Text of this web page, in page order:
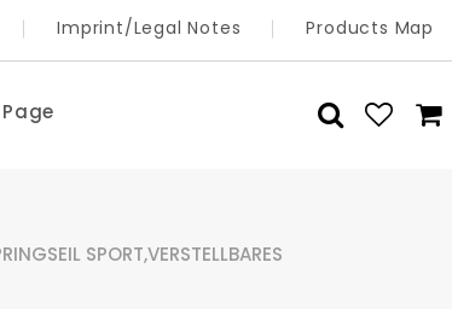
Imprint/Legal Notes Products Map
SPORT,VERSTELLBARES